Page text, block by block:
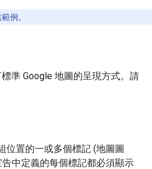
例。
準 Google 地圖的呈現方式。請
位置的一或多個標記 (地圖圖
告中定義的每個標記都必須顯示